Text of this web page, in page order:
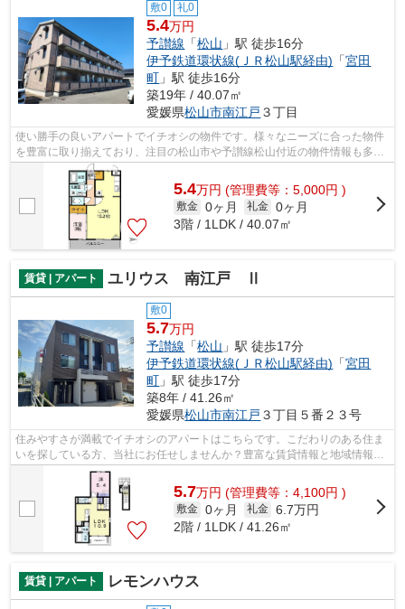
敷0 礼0
5.4万円
予讃線 「松山 」駅 徒歩16分
伊予鉄道環状線(ＪＲ松山駅経由) 「宮田
町 」駅 徒歩16分
築19年 / 40.07㎡
愛媛県松山市南江戸 ３丁目
使い勝手の良いアパートでイチオシの物件です。様々なニーズに合った物件
を豊富に取り揃えており、注目の松山市や予讃線松山付近の物件情報も多数
取り扱っております。
5.4万円 (管理費等：5,000円 )
敷金 0ヶ月 礼金 0ヶ月
3階 / 1LDK / 40.07㎡
賃貸 | アパート ユリウス 南江戸 Ⅱ
敷0
5.7万円
予讃線 「松山 」駅 徒歩17分
伊予鉄道環状線(ＪＲ松山駅経由) 「宮田
町 」駅 徒歩17分
築8年 / 41.26㎡
愛媛県松山市南江戸 ３丁目５番２３号
住みやすさが満載でイチオシのアパートはこちらです。こだわりのある住ま
いを探している方、当社にお任せしませんか？豊富な賃貸情報と地域情報を
ご提供しておりますので、ご安心して...
5.7万円 (管理費等：4,100円 )
敷金 0ヶ月 礼金 6.7万円
2階 / 1LDK / 41.26㎡
賃貸 | アパート レモンハウス